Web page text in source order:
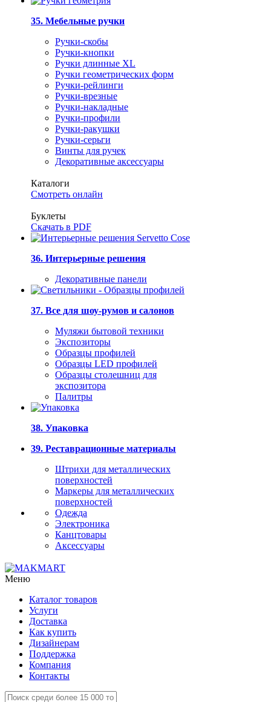
35. Мебельные ручки
Ручки-скобы
Ручки-кнопки
Ручки длинные XL
Ручки геометрических форм
Ручки-рейлинги
Ручки-врезные
Ручки-накладные
Ручки-профили
Ручки-ракушки
Ручки-серьги
Винты для ручек
Декоративные аксессуары
Каталоги
Смотреть онлайн
Буклеты
Скачать в PDF
36. Интерьерные решения
Декоративные панели
37. Все для шоу-румов и салонов
Муляжи бытовой техники
Экспозиторы
Образцы профилей
Образцы LED профилей
Образцы столешниц для
экспозитора
Палитры
38. Упаковка
39. Реставрационные материалы
Штрихи для металлических
поверхностей
Маркеры для металлических
поверхностей
Одежда
Электроника
Канцтовары
Аксессуары
Меню
Каталог товаров
Услуги
Доставка
Как купить
Дизайнерам
Поддержка
Компания
Контакты